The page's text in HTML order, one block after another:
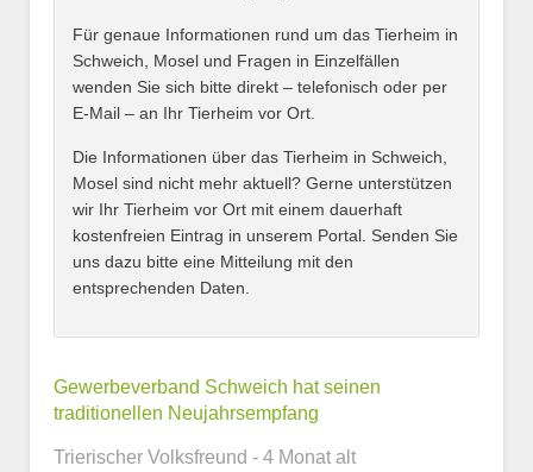
Name des Tierheims*
Kontaktmöglichkeiten
E-Mail-Adresse
Für genaue Informationen rund um das Tierheim in
Schweich, Mosel und Fragen in Einzelfällen
wenden Sie sich bitte direkt – telefonisch oder per
E-Mail – an Ihr Tierheim vor Ort.
Die Informationen über das Tierheim in Schweich,
Mosel sind nicht mehr aktuell? Gerne unterstützen
wir Ihr Tierheim vor Ort mit einem dauerhaft
kostenfreien Eintrag in unserem Portal. Senden Sie
uns dazu bitte eine Mitteilung mit den
entsprechenden Daten.
Gewerbeverband Schweich hat seinen
traditionellen Neujahrsempfang
Trierischer Volksfreund - 4 Monat alt